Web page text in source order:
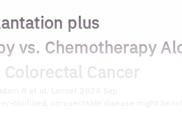
plus
vs. Chemotherapy
Cancer